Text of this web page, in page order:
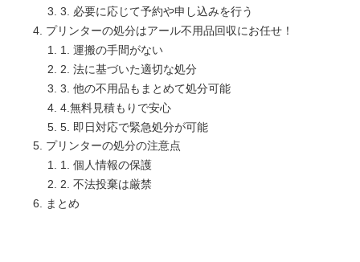
3. 必要に応じて予約や申し込みを行う
プリンターの処分はアール不用品回収にお任せ！
1. 運搬の手間がない
2. 法に基づいた適切な処分
3. 他の不用品もまとめて処分可能
4.無料見積もりで安心
5. 即日対応で緊急処分が可能
プリンターの処分の注意点
1. 個人情報の保護
2. 不法投棄は厳禁
まとめ